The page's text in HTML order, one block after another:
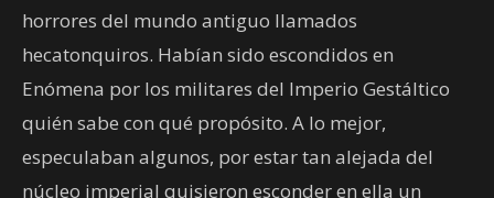
horrores del mundo antiguo llamados
hecatonquiros. Habían sido escondidos en
Enómena por los militares del Imperio Gestáltico
quién sabe con qué propósito. A lo mejor,
especulaban algunos, por estar tan alejada del
núcleo imperial quisieron esconder en ella un